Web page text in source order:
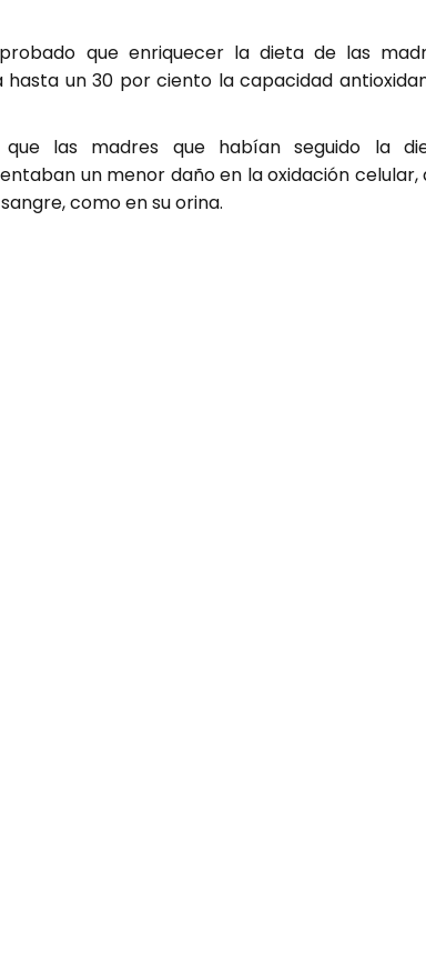
que enriquecer la dieta de las
un 30 por ciento la capacidad
que las madres que habían seguido la
un menor daño en la oxidación celular,
como en su orina.